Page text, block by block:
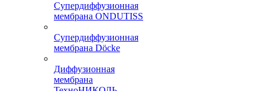
Супердиффузионная
мембрана ONDUTISS
Супердиффузионная
мембрана Döcke
Диффузионная
мембрана